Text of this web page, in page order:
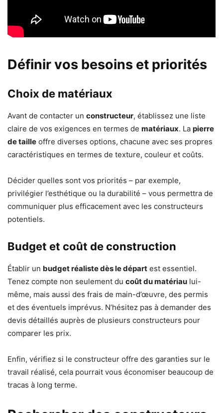
Définir vos besoins et priorités
Choix de matériaux
Avant de contacter un constructeur, établissez une liste
claire de vos exigences en termes de matériaux. La pierre
de taille offre diverses options, chacune avec ses propres
caractéristiques en termes de texture, couleur et coûts.
Décider quelles sont vos priorités – par exemple,
privilégier l’esthétique ou la durabilité – vous permettra de
communiquer plus efficacement avec les constructeurs
potentiels.
Budget et coût de construction
Établir un budget réaliste dès le départ est essentiel.
Tenez compte non seulement du coût du matériau lui-
même, mais aussi des frais de main-d’œuvre, des permis
et des éventuels imprévus. N’hésitez pas à demander des
devis détaillés auprès de plusieurs constructeurs pour
comparer les prix.
Enfin, vérifiez si le constructeur offre des garanties sur le
travail réalisé, cela pourrait vous économiser beaucoup de
tracas à long terme.